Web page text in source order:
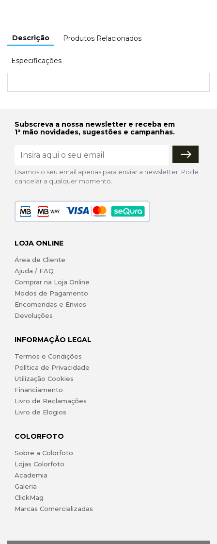
Descrição Produtos Relacionados
Especificações
Subscreva a nossa newsletter e receba em
1ª mão novidades, sugestões e campanhas.
Usamos o seu email apenas para enviar a newsletter. Pode
cancelar a qualquer momento.
LOJA ONLINE
Área de Cliente
Ajuda / FAQ
Comprar na Loja Online
Modos de Pagamento
Encomendas e Envios
Devoluções
INFORMAÇÃO LEGAL
Termos e Condições
Política de Privacidade
Utilização Cookies
Financiamento
Livro de Reclamações
Livro de Elogios
COLORFOTO
Sobre a Colorfoto
Lojas Colorfoto
Academia
Galeria
ClickMag
Marcas Comercializadas